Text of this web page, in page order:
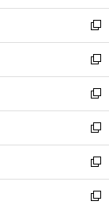
開
く
ウ
で
開
く
ン
ド
ウ
で
開
く
新
し
い
ウ
ィ
ン
ド
ウ
で
開
く
新
し
い
ウ
ィ
ン
ド
ウ
で
新
し
い
ウ
ィ
ン
ド
新
し
い
ウ
ィ
新
し
い
新